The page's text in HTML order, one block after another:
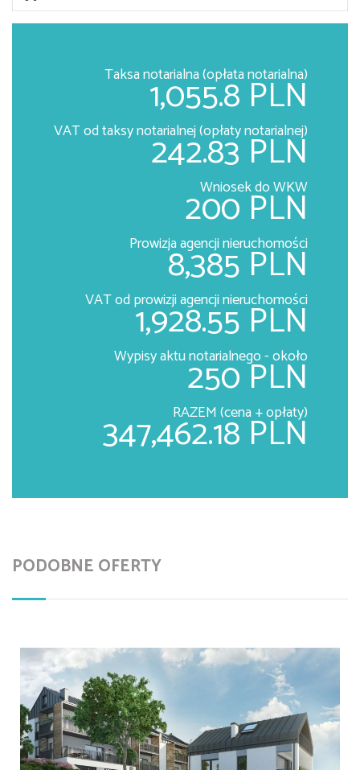
Taksa notarialna (opłata notarialna)
1,055.8 PLN
VAT od taksy notarialnej (opłaty notarialnej)
242.83 PLN
Wniosek do WKW
200 PLN
Prowizja agencji nieruchomości
8,385 PLN
VAT od prowizji agencji nieruchomości
1,928.55 PLN
Wypisy aktu notarialnego - około
250 PLN
RAZEM (cena + opłaty)
347,462.18 PLN
PODOBNE OFERTY